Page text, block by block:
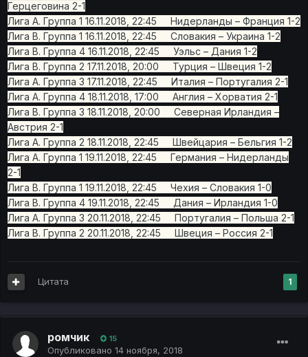
Герцеговина 2-1
Лига A. Группа 1 16.11.2018, 22:45 Нидерланды – Франция 1-2
Лига B. Группа 1 16.11.2018, 22:45 Словакия – Украина 1-2
Лига B. Группа 4 16.11.2018, 22:45 Уэльс – Дания 1-2
Лига B. Группа 2 17.11.2018, 20:00 Турция – Швеция 1-2
Лига A. Группа 3 17.11.2018, 22:45 Италия – Португалия 2-1
Лига A. Группа 4 18.11.2018, 17:00 Англия – Хорватия 2-1
Лига B. Группа 3 18.11.2018, 20:00 Северная Ирландия –
Австрия 2-1
Лига A. Группа 2 18.11.2018, 22:45 Швейцария – Бельгия 1-2
Лига A. Группа 1 19.11.2018, 22:45 Германия – Нидерланды
2-1
Лига B. Группа 1 19.11.2018, 22:45 Чехия – Словакия 1-0
Лига B. Группа 4 19.11.2018, 22:45 Дания – Ирландия 1-0
Лига A. Группа 3 20.11.2018, 22:45 Португалия – Польша 2-1
Лига B. Группа 2 20.11.2018, 22:45 Швеция – Россия 2-1
1
Цитата
ромчик 15
Опубликовано 14 ноября, 2018